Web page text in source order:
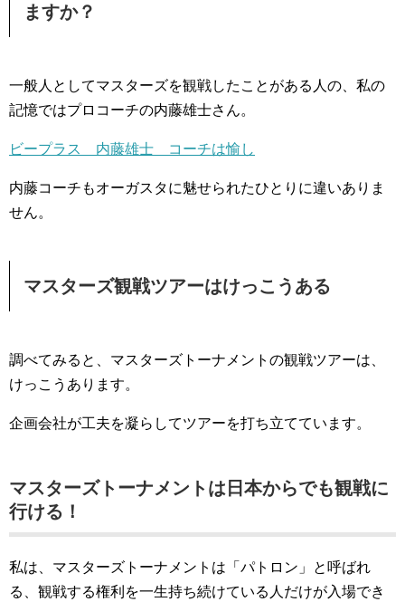
ますか？
一般人としてマスターズを観戦したことがある人の、私の
記憶ではプロコーチの内藤雄士さん。
ビープラス 内藤雄士 コーチは愉し
内藤コーチもオーガスタに魅せられたひとりに違いありま
せん。
マスターズ観戦ツアーはけっこうある
調べてみると、マスターズトーナメントの観戦ツアーは、
けっこうあります。
企画会社が工夫を凝らしてツアーを打ち立てています。
マスターズトーナメントは日本からでも観戦に
行ける！
私は、マスターズトーナメントは「パトロン」と呼ばれ
る、観戦する権利を一生持ち続けている人だけが入場でき